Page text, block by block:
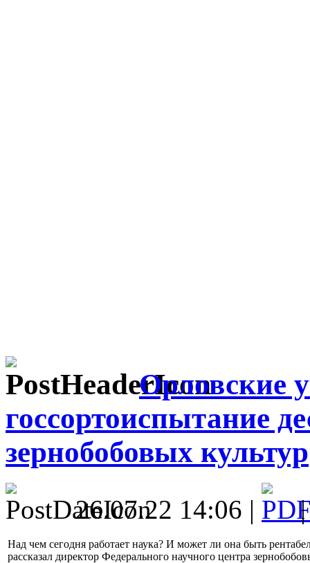
Орловские
госсортоиспытание
зернобобовых культур
26.07.22 14:06 |
Над чем сегодня работает наука? И может ли она быть
рассказал директор Федерального научного центра